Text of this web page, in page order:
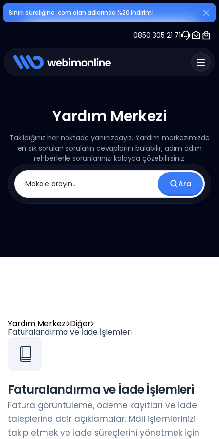
Sınırlı süreliğine .com alan adlarında %20 indirim!
0850 305 21 71
Yardım Merkezi
Takıldığınız her noktada yanınızdayız. Yardım merkezimizde
en sık sorulan soruların cevaplarını bulabilir, adım adım
rehberlerle sorunlarınızı kolayca çözebilirsiniz.
Ara
Yardım Merkezi Diğer
Faturalandırma ve İade İşlemleri
Faturalandırma ve İade İşlemleri
Fatura görüntüleme, ödeme kayıtları ve iade
taleplerine dair açıklamalar. Mali işlemlerinizi
takip etmek ve iade süreçlerini yönetmek için